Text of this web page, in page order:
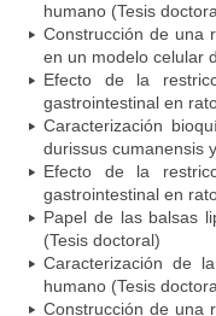
humano (Tesis
Construcción de una
en un modelo celular
Efecto de la
gastrointestinal en
Caracterización
durissus cumanensis
Efecto de la
gastrointestinal en
Papel de las balsas
(Tesis doctoral)
Caracterización de
humano (Tesis
Construcción de una